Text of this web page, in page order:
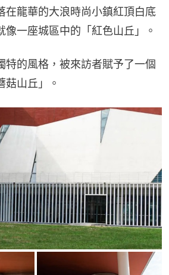
在龍華的大浪時尚小鎮紅頂白底
像一座城區中的「紅色山丘」。
特的風格，被來訪者賦予了一個
山丘」。